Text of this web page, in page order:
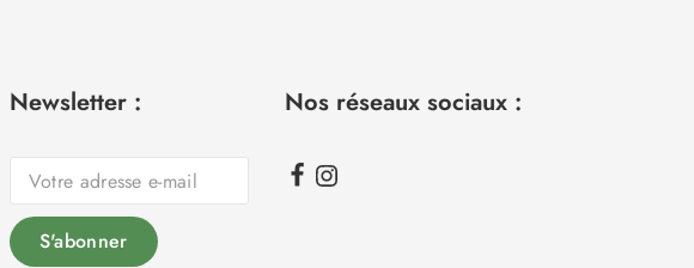
Newsletter : Nos réseaux sociaux :